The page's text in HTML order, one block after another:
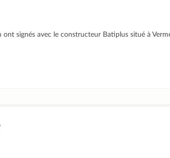
signés avec le constructeur Batiplus situé à